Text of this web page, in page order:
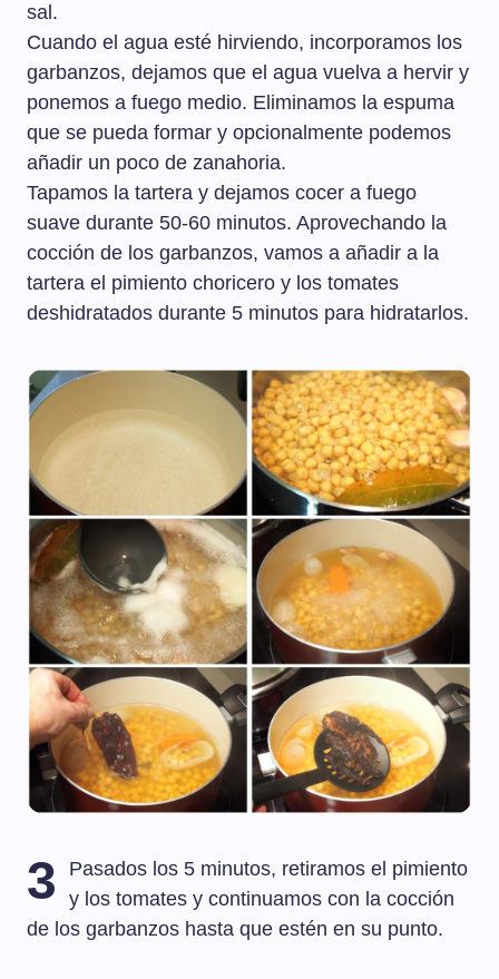
sal.
Cuando el agua esté hirviendo, incorporamos los
garbanzos, dejamos que el agua vuelva a hervir y
ponemos a fuego medio. Eliminamos la espuma
que se pueda formar y opcionalmente podemos
añadir un poco de zanahoria.
Tapamos la tartera y dejamos cocer a fuego
suave durante 50-60 minutos. Aprovechando la
cocción de los garbanzos, vamos a añadir a la
tartera el pimiento choricero y los tomates
deshidratados durante 5 minutos para hidratarlos.
3
Pasados los 5 minutos, retiramos el pimiento
y los tomates y continuamos con la cocción
de los garbanzos hasta que estén en su punto.